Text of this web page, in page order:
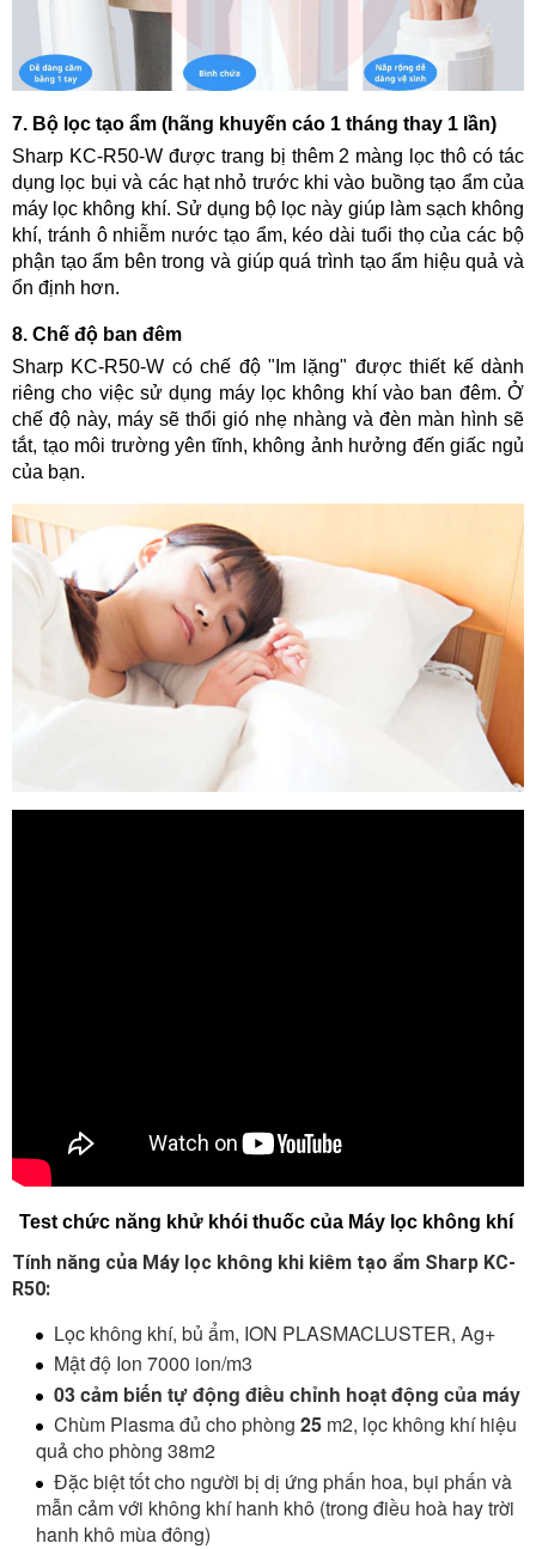
7. Bộ lọc tạo ẩm (hãng khuyến cáo 1 tháng thay 1 lần)
Sharp KC-R50-W được trang bị thêm 2 màng lọc thô có tác
dụng lọc bụi và các hạt nhỏ trước khi vào buồng tạo ẩm của
máy lọc không khí. Sử dụng bộ lọc này giúp làm sạch không
khí, tránh ô nhiễm nước tạo ẩm, kéo dài tuổi thọ của các bộ
phận tạo ẩm bên trong và giúp quá trình tạo ẩm hiệu quả và
ổn định hơn.
8. Chế độ ban đêm
Sharp KC-R50-W có chế độ "Im lặng" được thiết kế dành
riêng cho việc sử dụng máy lọc không khí vào ban đêm. Ở
chế độ này, máy sẽ thổi gió nhẹ nhàng và đèn màn hình sẽ
tắt, tạo môi trường yên tĩnh, không ảnh hưởng đến giấc ngủ
của bạn.
Test chức năng khử khói thuốc của Máy lọc không khí
Tính năng của Máy lọc không khi kiêm tạo ẩm Sharp KC-
R50:
Lọc không khí, bủ ẩm, ION PLASMACLUSTER, Ag+
Mật độ Ion 7000 ion/m3
03 cảm biến tự động điều chỉnh hoạt động của máy
Chùm Plasma đủ cho phòng 25 m2, lọc không khí hiệu
quả cho phòng 38m2
Đặc biệt tốt cho người bị dị ứng phấn hoa, bụi phấn và
mẫn cảm với không khí hanh khô (trong điều hoà hay trời
hanh khô mùa đông)